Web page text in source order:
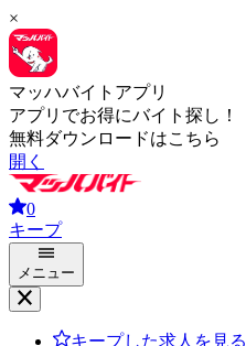
×
マッハバイトアプリ
アプリでお得にバイト探し！
無料ダウンロードはこちら
開く
0
キープ
メニュー
キープした求人を見る